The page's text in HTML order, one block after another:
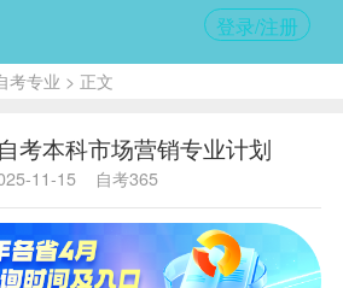
登录/注册
考专业 > 正文
考本科市场营销专业计划
11-15 自考365